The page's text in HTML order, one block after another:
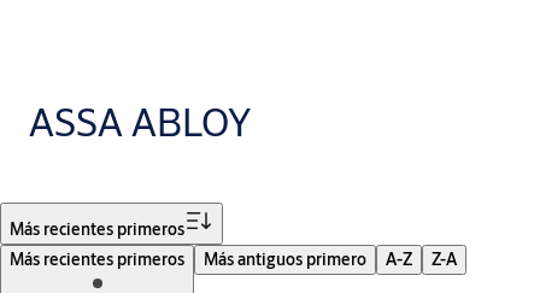
ASSA ABLOY
Más recientes primeros
Más recientes primeros
Más antiguos primero A-Z Z-A